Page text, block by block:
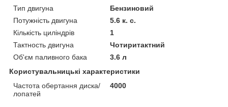
Тип двигуна
Бензиновий
Потужність двигуна
5.6 к. с.
Кількість циліндрів
1
Тактность двигуна
Чотиритактний
Об'єм паливного бака
3.6 л
Користувальницькі характеристики
Частота обертання диска/
лопатей
4000